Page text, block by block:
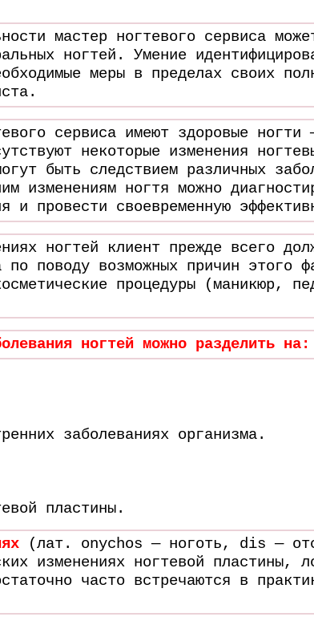
мастер ногтевого сервиса
ногтей. Умение
меры в пределах своих
сервиса имеют здоровые ногти
некоторые изменения
быть следствием различных
изменениям ногтя можно
и провести своевременную
ногтей клиент прежде всего
по поводу возможных причин этого
процедуры (маникюр,
ногтей можно разделить на:
заболеваниях организма.
пластины.
(лат. onychos — ноготь, dis —
изменениях ногтевой пластины,
часто встречаются в